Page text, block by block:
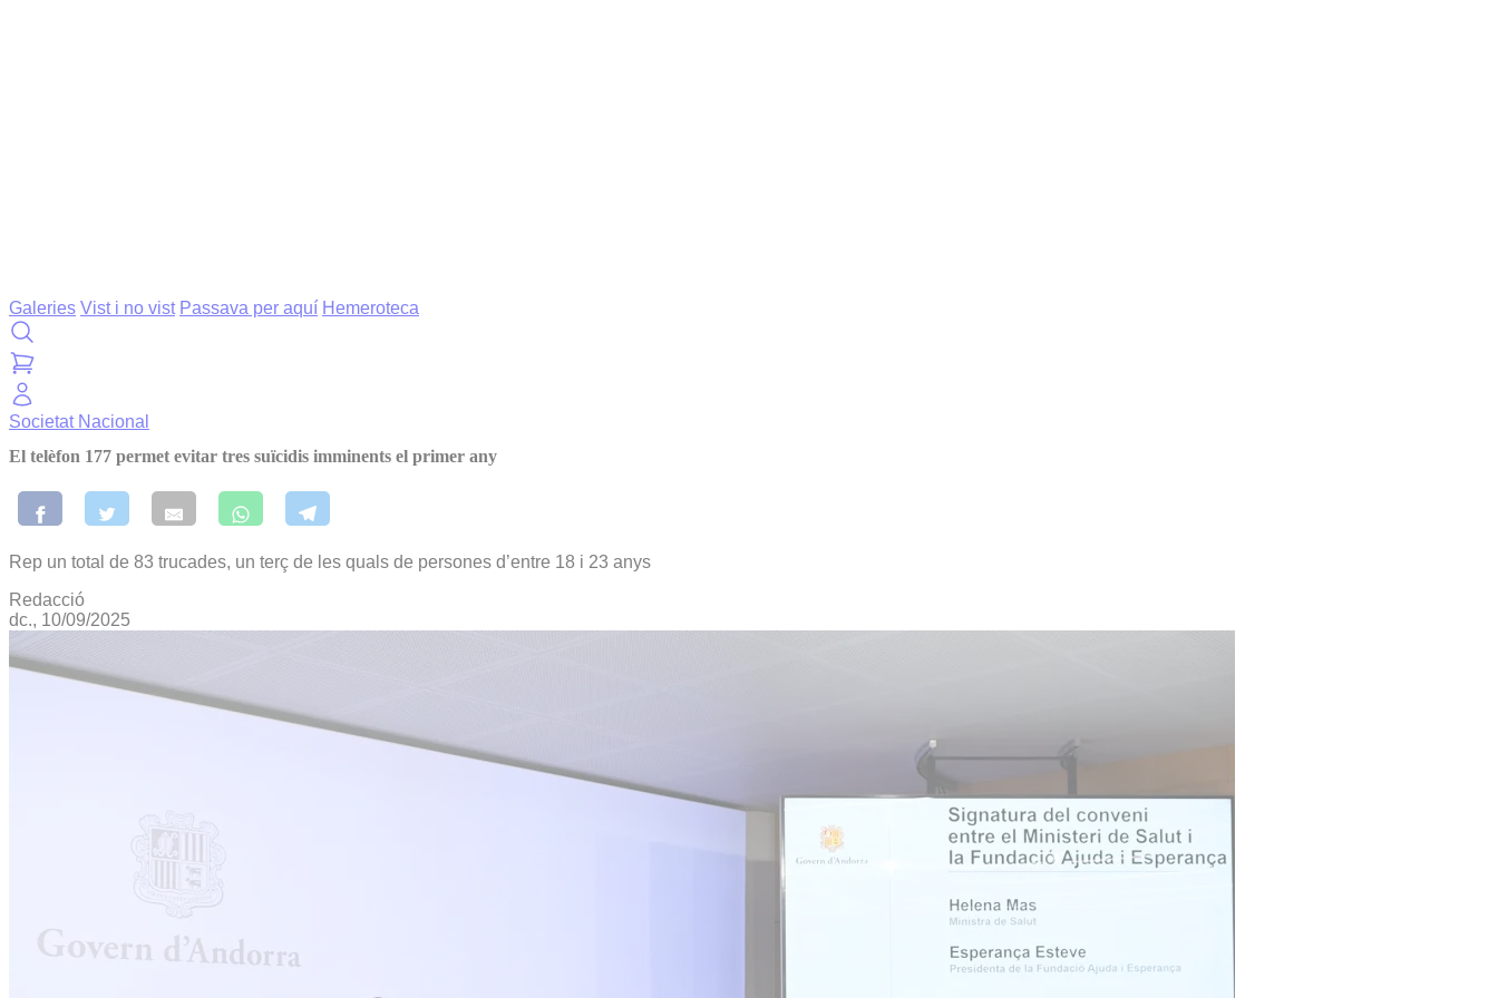
Galeries Vist i no vist Passava per aquí Hemeroteca
Societat Nacional
El telèfon 177 permet evitar tres suïcidis imminents el primer any
Rep un total de 83 trucades, un terç de les quals de persones d’entre 18 i 23 anys
Redacció
dc., 10/09/2025